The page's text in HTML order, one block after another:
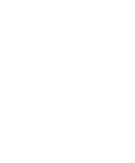
Filharmonia